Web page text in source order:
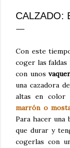
CALZADO:
Con este
coger las
con unos
una cazadora
altas en color
marrón o
Para hacer una
que durar y
cogerlas con